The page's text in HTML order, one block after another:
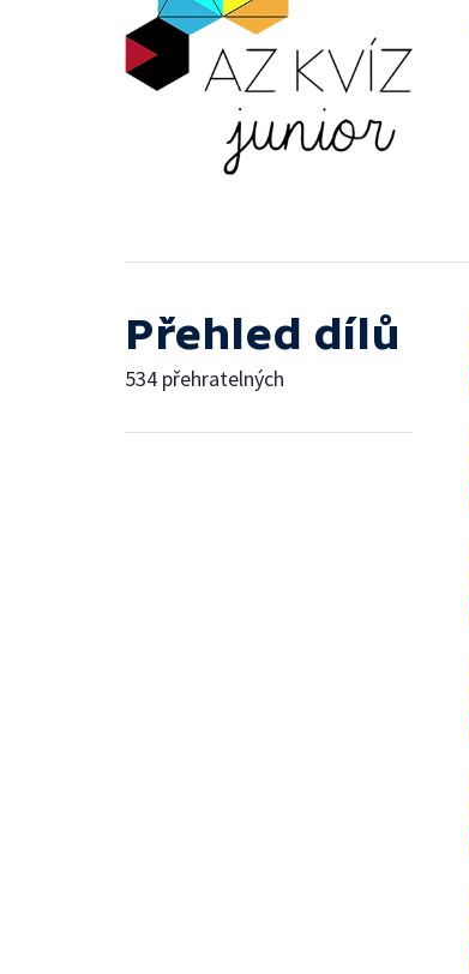
Přehled dílů
534 přehratelných